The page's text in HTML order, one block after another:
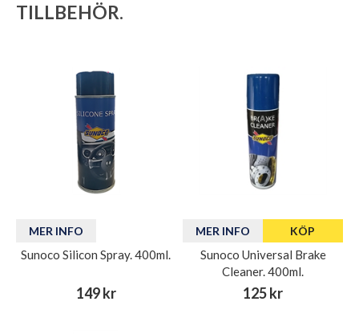
TILLBEHÖR.
MER INFO
Sunoco Silicon Spray. 400ml.
149 kr
MER INFO KÖP
Sunoco Universal Brake
Cleaner. 400ml.
125 kr